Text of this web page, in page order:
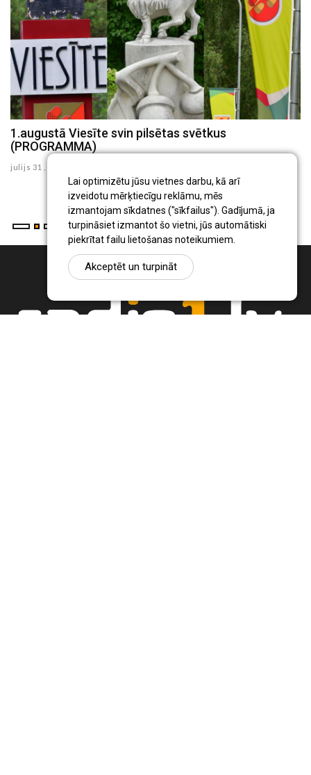
Lai optimizētu jūsu vietnes darbu, kā arī
izveidotu mērķtiecīgu reklāmu, mēs
izmantojam sīkdatnes ("sīkfailus"). Gadījumā, ja
turpināsiet izmantot šo vietni, jūs automātiski
piekrītat failu lietošanas noteikumiem.
Akceptēt un turpināt
1.augustā Viesīte svin pilsētas svētkus
(PROGRAMMA)
julijs 31 , 2026